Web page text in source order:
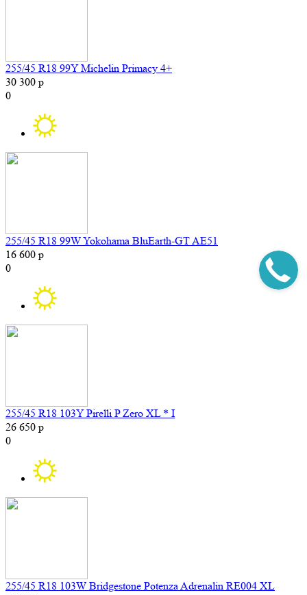
255/45 R18 99Y Michelin Primacy 4+
30 300 р
0
255/45 R18 99W Yokohama BluEarth-GT AE51
16 600 р
0
255/45 R18 103Y Pirelli P Zero XL * I
26 650 р
0
255/45 R18 103W Bridgestone Potenza Adrenalin RE004 XL